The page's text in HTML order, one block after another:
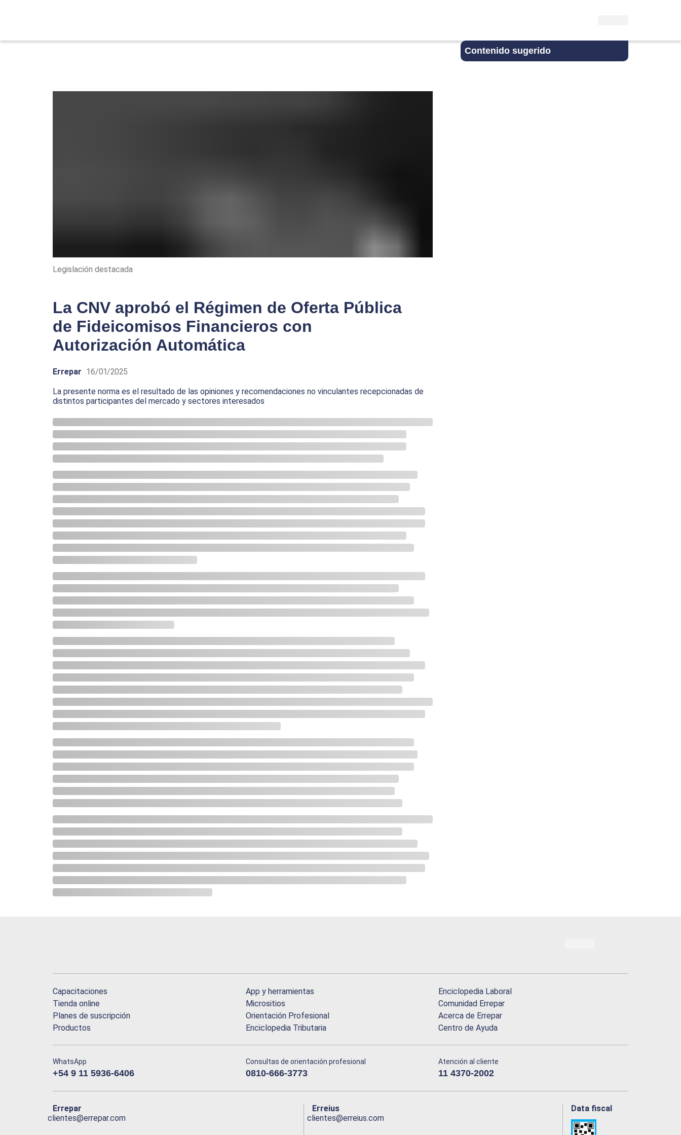
Contenido sugerido
Legislación destacada
La CNV aprobó el Régimen de Oferta Pública
de Fideicomisos Financieros con
Autorización Automática
Errepar 16/01/2025
La presente norma es el resultado de las opiniones y recomendaciones no vinculantes recepcionadas de
distintos participantes del mercado y sectores interesados
Capacitaciones
Tienda online
Planes de suscripción
Productos
App y herramientas
Micrositios
Orientación Profesional
Enciclopedia Tributaria
Enciclopedia Laboral
Comunidad Errepar
Acerca de Errepar
Centro de Ayuda
WhatsApp
+54 9 11 5936-6406
Consultas de orientación profesional
0810-666-3773
Atención al cliente
11 4370-2002
Errepar
clientes@errepar.com
Erreius
clientes@erreius.com
Data fiscal